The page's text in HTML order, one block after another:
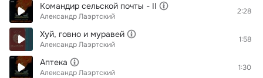
Командир сельской почты - II
Александр Лаэртский
2:28
Хуй, говно и муравей
Александр Лаэртский
1:58
Аптека
Александр Лаэртский
1:30